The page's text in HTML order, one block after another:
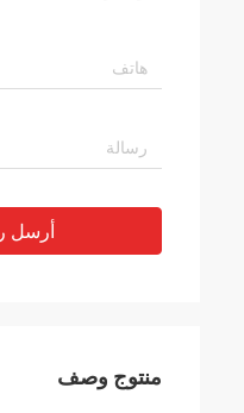
أرسل
منتوج وصف